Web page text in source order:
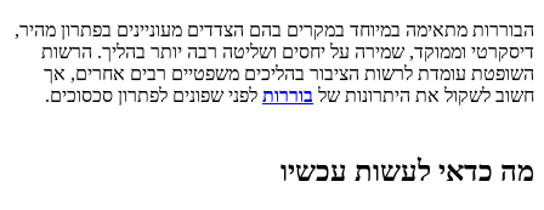
הבוררות מתאימה במיוחד במקרים בהם הצדדים מעוניינים בפתרון מהיר,
דיסקרטי וממוקד, שמירה על יחסים ושליטה רבה יותר בהליך. הרשות
השופטת עומדת לרשות הציבור בהליכים משפטיים רבים אחרים, אך
חשוב לשקול את היתרונות של בוררות לפני שפונים לפתרון סכסוכים.
מה כדאי לעשות עכשיו